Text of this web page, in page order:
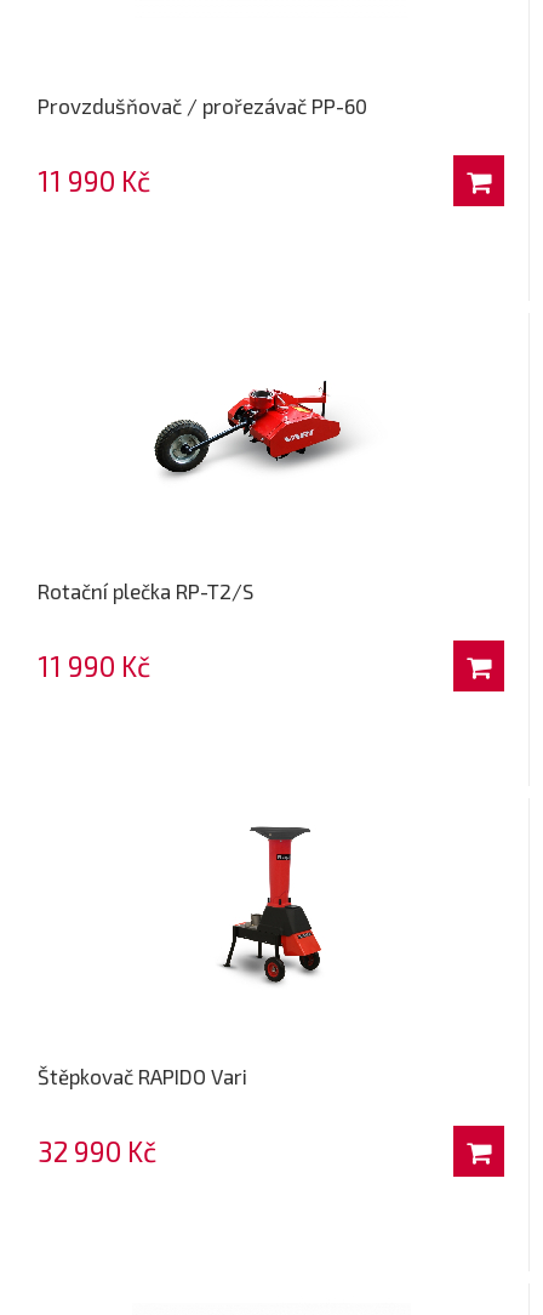
Provzdušňovač / prořezávač PP-60
11 990 Kč
Rotační plečka RP-T2/S
11 990 Kč
Štěpkovač RAPIDO Vari
32 990 Kč